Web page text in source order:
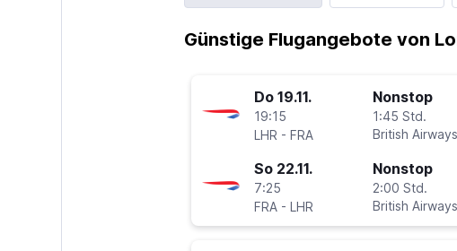
Günstige Flugangebote von
Do 19.11.
19:15
LHR - FRA
Nonstop
1:45 Std.
British Airways
So 22.11.
7:25
FRA - LHR
Nonstop
2:00 Std.
British Airways